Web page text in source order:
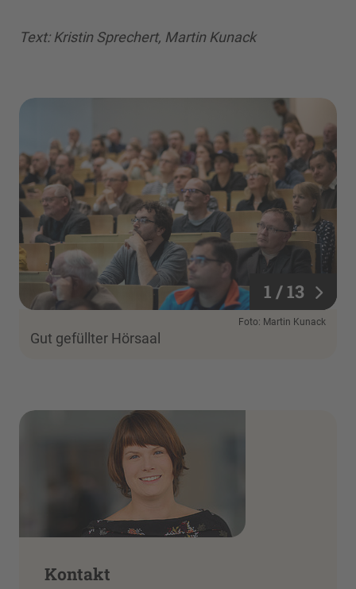
Text: Kristin Sprechert, Martin Kunack
1 / 13
1 / 13
Foto: Martin Kunack
Gut gefüllter Hörsaal
Kontakt